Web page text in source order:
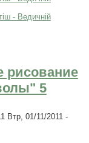
рисование
5
Втр, 01/11/2011 -